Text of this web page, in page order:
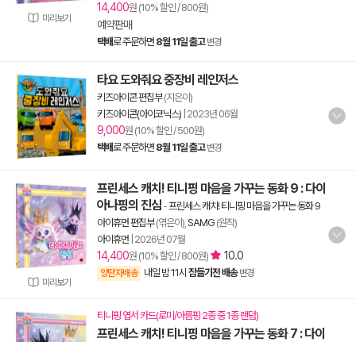
미리보기
14,400원 (10% 할인 / 800원)
예약판매
택배로 주문하면 8월 11일 출고 변경
타요 도와줘요 중장비 레인저스
키즈아이콘 편집부(지은이)
키즈아이콘(아이코닉스) 2023년 06월
9,000원 (10% 할인 / 500원)
택배로 주문하면 8월 11일 출고 변경
미리보기
프린세스 캐치! 티니핑 마음을 가꾸는 동화 9 : 다이
아나핑의 진심 -프린세스 캐치! 티니핑 마음을 가꾸는 동화 9
아이휴먼 편집부(엮은이), SAMG (원작)
아이휴먼 2026년 07월
14,400원 (10% 할인 / 800원) 10.0
양탄자배송 내일 밤 11시 잠들기전 배송 변경
티니핑 엽서 카드(로미/아름핑 2종 중 1종 랜덤)
프린세스 캐치! 티니핑 마음을 가꾸는 동화 7 : 다이